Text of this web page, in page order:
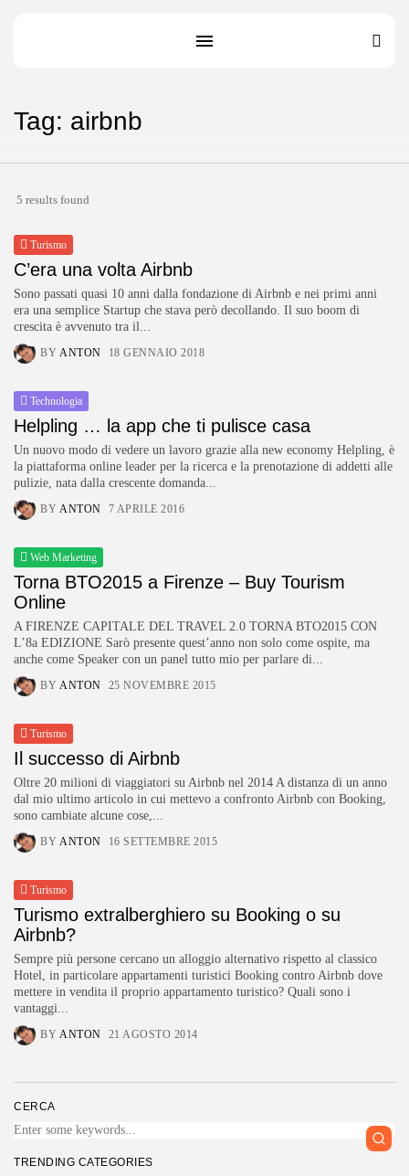
Tag: airbnb
5 results found
Turismo
C’era una volta Airbnb
Sono passati quasi 10 anni dalla fondazione di Airbnb e nei primi anni
era una semplice Startup che stava però decollando. Il suo boom di
crescita è avvenuto tra il...
BY ANTON 18 GENNAIO 2018
Technologia
Helpling … la app che ti pulisce casa
Un nuovo modo di vedere un lavoro grazie alla new economy Helpling, è
la piattaforma online leader per la ricerca e la prenotazione di addetti alle
pulizie, nata dalla crescente domanda...
BY ANTON 7 APRILE 2016
Web Marketing
Torna BTO2015 a Firenze – Buy Tourism
Online
A FIRENZE CAPITALE DEL TRAVEL 2.0 TORNA BTO2015 CON
L’8a EDIZIONE Sarò presente quest’anno non solo come ospite, ma
anche come Speaker con un panel tutto mio per parlare di...
BY ANTON 25 NOVEMBRE 2015
Turismo
Il successo di Airbnb
Oltre 20 milioni di viaggiatori su Airbnb nel 2014 A distanza di un anno
dal mio ultimo articolo in cui mettevo a confronto Airbnb con Booking,
sono cambiate alcune cose,...
BY ANTON 16 SETTEMBRE 2015
Turismo
Turismo extralberghiero su Booking o su
Airbnb?
Sempre più persone cercano un alloggio alternativo rispetto al classico
Hotel, in particolare appartamenti turistici Booking contro Airbnb dove
mettere in vendita il proprio appartamento turistico? Quali sono i
vantaggi...
BY ANTON 21 AGOSTO 2014
CERCA
TRENDING CATEGORIES